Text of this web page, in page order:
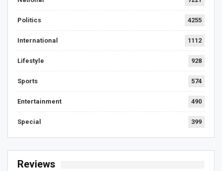
Politics 4255
International 1112
Lifestyle 928
Sports 574
Entertainment 490
Special 399
Reviews